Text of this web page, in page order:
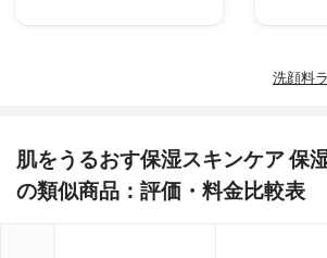
洗顔料
肌をうるおす保湿スキンケア 保
の類似商品：評価・料金比較表